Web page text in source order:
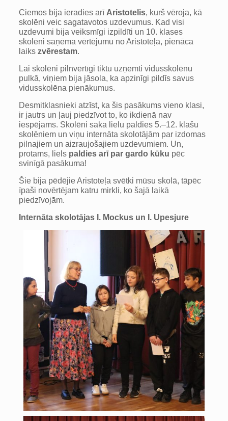
Ciemos bija ieradies arī Aristotelis, kurš vēroja, kā
skolēni veic sagatavotos uzdevumus. Kad visi
uzdevumi bija veiksmīgi izpildīti un 10. klases
skolēni saņēma vērtējumu no Aristoteļa, pienāca
laiks zvērestam.
Lai skolēni pilnvērtīgi tiktu uzņemti vidusskolēnu
pulkā, viņiem bija jāsola, ka apzinīgi pildīs savus
vidusskolēna pienākumus.
Desmitklasnieki atzīst, ka šis pasākums vieno klasi,
ir jautrs un ļauj piedzīvot to, ko ikdienā nav
iespējams. Skolēni saka lielu paldies 5.–12. klašu
skolēniem un viņu internāta skolotājām par izdomas
pilnajiem un aizraujošajiem uzdevumiem. Un,
protams, liels paldies arī par gardo kūku pēc
svinīgā pasākuma!
Šie bija pēdējie Aristoteļa svētki mūsu skolā, tāpēc
īpaši novērtējam katru mirkli, ko šajā laikā
piedzīvojām.
Internāta skolotājas I. Mockus un I. Upesjure